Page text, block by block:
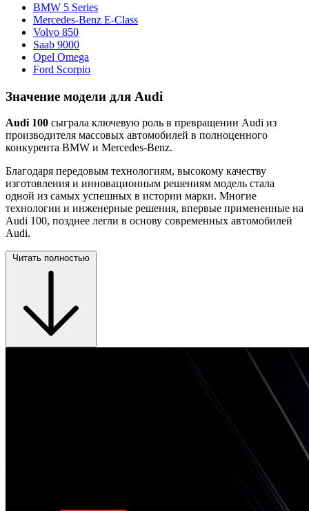
BMW 5 Series
Mercedes-Benz E-Class
Volvo 850
Saab 9000
Opel Omega
Ford Scorpio
Значение модели для Audi
Audi 100 сыграла ключевую роль в превращении Audi из
производителя массовых автомобилей в полноценного
конкурента BMW и Mercedes-Benz.
Благодаря передовым технологиям, высокому качеству
изготовления и инновационным решениям модель стала
одной из самых успешных в истории марки. Многие
технологии и инженерные решения, впервые примененные на
Audi 100, позднее легли в основу современных автомобилей
Audi.
Читать полностью